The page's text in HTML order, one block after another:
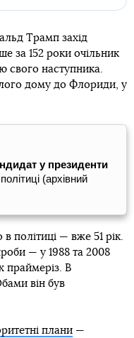
Трамп захід
за 152 роки очільник
свого наступника.
дому до Флориди, у
у президенти
(архівний
політиці — вже 51 рік.
— у 1988 та 2008
праймеріз. В
він був
плани —